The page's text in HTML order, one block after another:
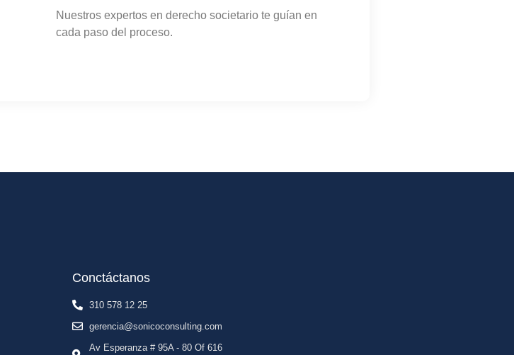
Nuestros expertos en derecho societario te guían en
cada paso del proceso.
Conctáctanos
310 578 12 25
gerencia@sonicoconsulting.com
Av Esperanza # 95A - 80 Of 616